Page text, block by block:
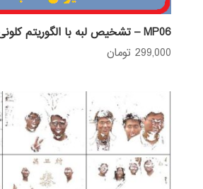
MP06 – تشخیص لبه با الگوریتم کلونی مورچه
299,000 تومان